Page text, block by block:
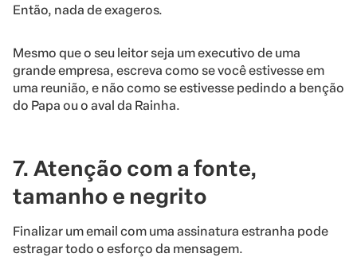
Então, nada de exageros.
Mesmo que o seu leitor seja um executivo de uma
grande empresa, escreva como se você estivesse em
uma reunião, e não como se estivesse pedindo a benção
do Papa ou o aval da Rainha.
7. Atenção com a fonte,
tamanho e negrito
Finalizar um email com uma assinatura estranha pode
estragar todo o esforço da mensagem.